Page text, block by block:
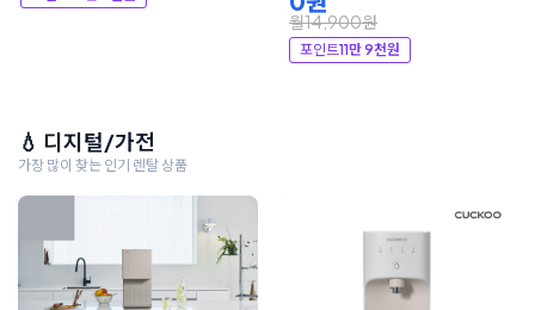
월14,900원
포인트11만 9천원
💧 디지털/가전
가장 많이 찾는 인기 렌탈 상품